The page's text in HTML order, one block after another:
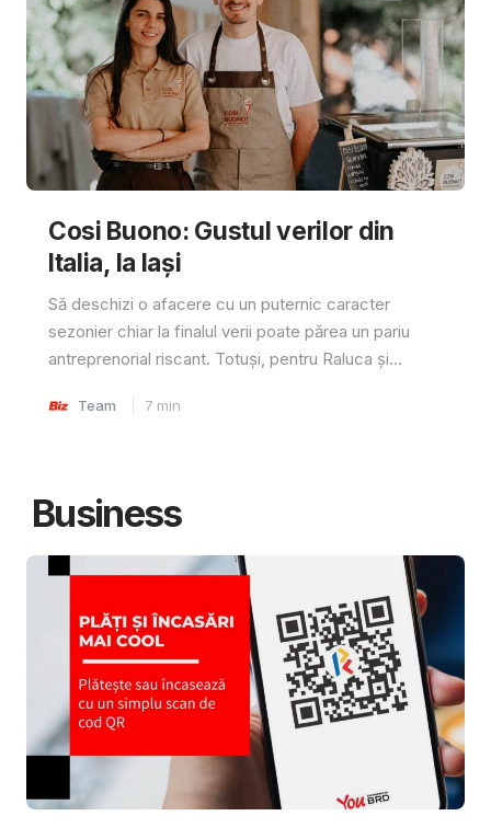
Cosi Buono: Gustul verilor din
Italia, la Iași
Să deschizi o afacere cu un puternic caracter
sezonier chiar la finalul verii poate părea un pariu
antreprenorial riscant. Totuși, pentru Raluca și...
Team 7 min
Business